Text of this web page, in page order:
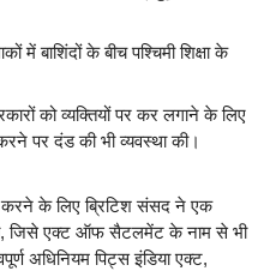
में बाशिंदों के बीच पश्चिमी शिक्षा के
को व्यक्तियों पर कर लगाने के लिए
पर दंड की भी व्यवस्था की।
करने के लिए ब्रिटिश संसद ने एक
जिसे एक्ट ऑफ सैटलमेंट के नाम से भी
अधिनियम पिट्स इंडिया एक्ट,